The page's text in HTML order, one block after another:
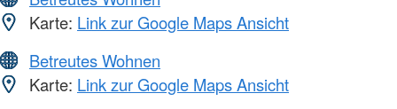
Karte: Link zur Google Maps Ansicht
Betreutes Wohnen
Karte: Link zur Google Maps Ansicht